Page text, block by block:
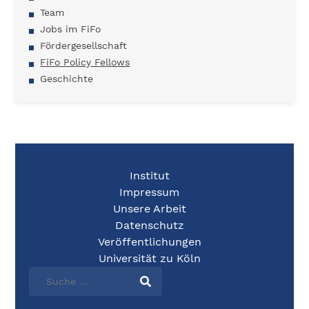
Team
Jobs im FiFo
Fördergesellschaft
FiFo Policy Fellows
Geschichte
Institut
Impressum
Unsere Arbeit
Datenschutz
Veröffentlichungen
Universität zu Köln